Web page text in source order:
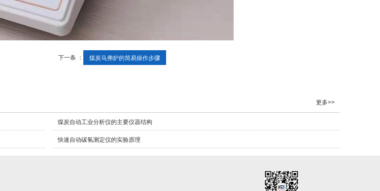
下一条 ： ‌煤炭马弗炉的简易操作步骤
更多>>
煤炭自动工业分析仪的主要仪器结构
快速自动碳氢测定仪的实验原理